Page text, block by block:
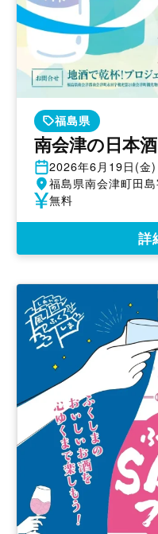
福島県
南会津の日本
開
催
日
2026年6月19日(金)
開
催
福島県南会津町田
参 無料
詳